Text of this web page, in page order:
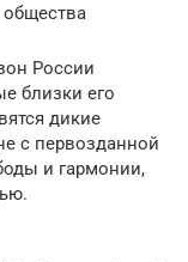
общества
России
близки его
дикие
с первозданной
и гармонии,